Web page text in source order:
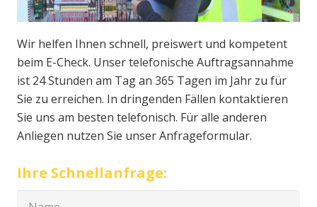
Wir helfen Ihnen schnell, preiswert und kompetent
beim E-Check. Unser telefonische Auftragsannahme
ist 24 Stunden am Tag an 365 Tagen im Jahr zu für
Sie zu erreichen. In dringenden Fällen kontaktieren
Sie uns am besten telefonisch. Für alle anderen
Anliegen nutzen Sie unser Anfrageformular.
Ihre Schnellanfrage: